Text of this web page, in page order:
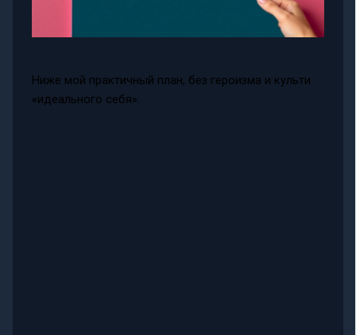
Ниже мой практичный план, без героизма и культи
«идеального себя».